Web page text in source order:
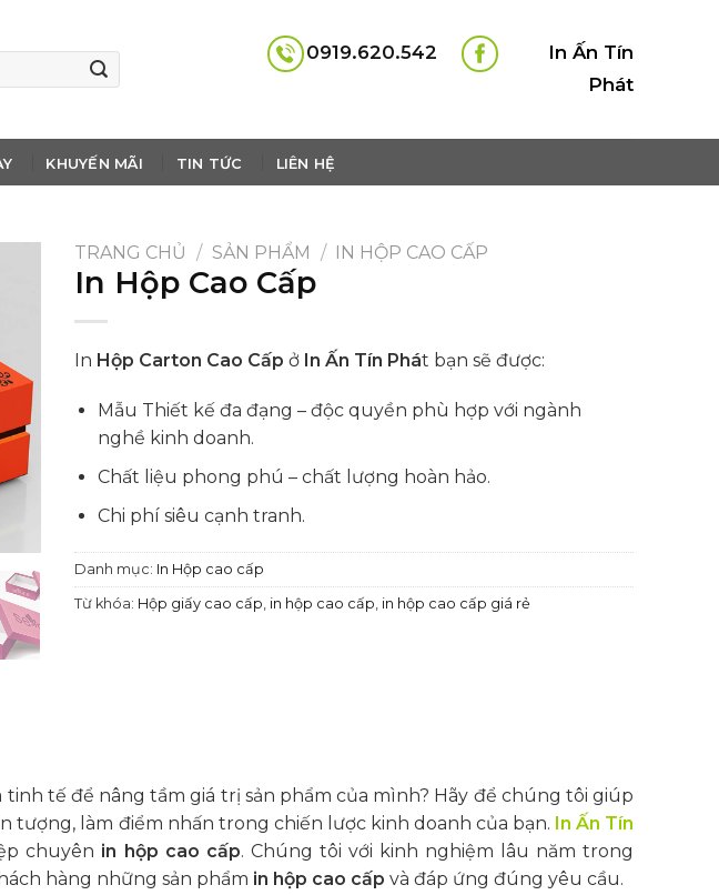
0919.620.542
In Ấn Tín
Phát
KHUYẾN MÃI TIN TỨC LIÊN HỆ
TRANG CHỦ / SẢN PHẨM / IN HỘP CAO CẤP
In Hộp Cao Cấp
In Hộp Carton Cao Cấp ở In Ấn Tín Phát bạn sẽ được:
Mẫu Thiết kế đa đạng – độc quyền phù hợp với ngành
nghề kinh doanh.
Chất liệu phong phú – chất lượng hoàn hảo.
Chi phí siêu cạnh tranh.
Danh mục: In Hộp cao cấp
Từ khóa: Hộp giấy cao cấp, in hộp cao cấp, in hộp cao cấp giá rẻ
tinh tế để nâng tầm giá trị sản phẩm của mình? Hãy để chúng tôi giúp
tượng, làm điểm nhấn trong chiến lược kinh doanh của bạn. In Ấn Tín
chuyên in hộp cao cấp. Chúng tôi với kinh nghiệm lâu năm trong
hàng những sản phẩm in hộp cao cấp và đáp ứng đúng yêu cầu.